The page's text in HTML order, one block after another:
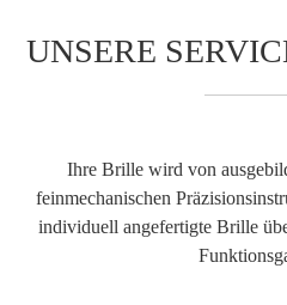
UNSERE
Ihre Brille wird von
feinmechanischen
individuell angefertigte Brille